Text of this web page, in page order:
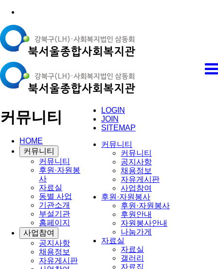
LOGIN
JOIN
SITEMAP
커뮤니티
커뮤니티
공지사항
채용정보
자유게시판
사업참여
후원·자원봉사
후원·자원봉사
후원안내
자원봉사안내
나눔가게
자료실
자료실
갤러리
자료집
커뮤니티
HOME
커뮤니티
커뮤니티
후원·자원봉
사
자료실
동별 사업
기관소개
부설기관
홈페이지
사업참여
공지사항
채용정보
자유게시판